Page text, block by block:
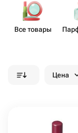
Все товары
Цена